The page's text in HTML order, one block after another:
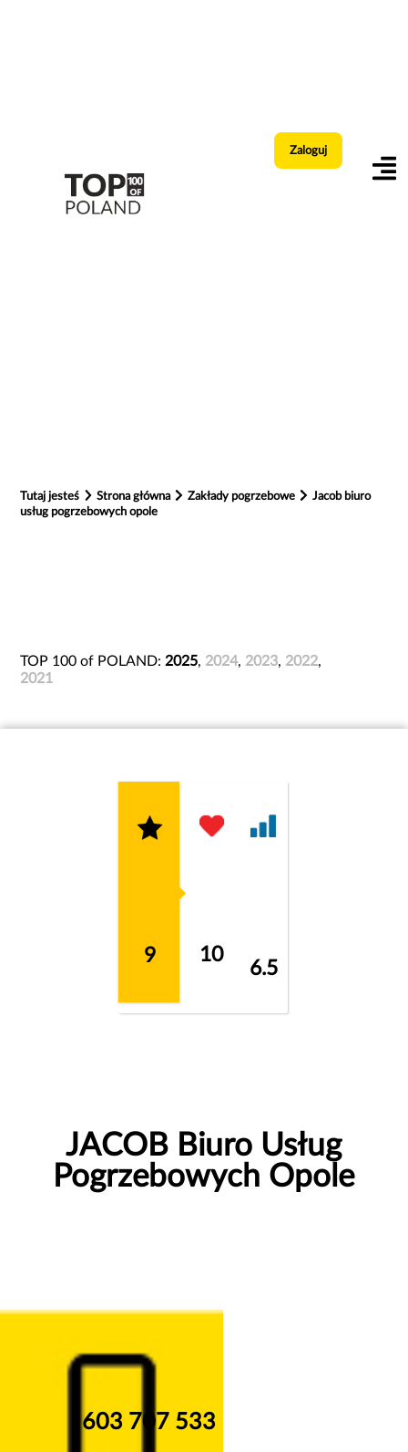
Zaloguj
Tutaj jesteś Strona główna Zakłady pogrzebowe
Jacob biuro
usług pogrzebowych opole
TOP 100 of POLAND:2025, 2024, 2023, 2022,
2021
9 10
6.5
JACOB Biuro Usług
Pogrzebowych Opole
603 707 533